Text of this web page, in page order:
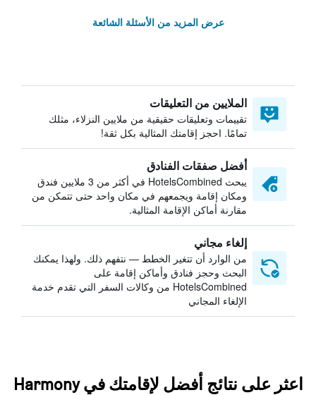
عرض المزيد من الأسئلة الشائعة
الملايين من التعليقات
تقييمات وتعليقات حقيقية من ملايين النزلاء، مثلك
تمامًا. احجز إقامتك المثالية بكل ثقة!
أفضل صفقات الفنادق
يبحث HotelsCombined في أكثر من 3 ملايين فندق
ومكان إقامة ويجمعهم في مكان واحد حتى تتمكن من
مقارنة أماكن الإقامة المثالية.
إلغاء مجاني
من الوارد أن تتغير الخطط — نتفهم ذلك. ولهذا يمكنك
البحث وحجز فنادق وأماكن إقامة على
HotelsCombined من وكالات السفر التي تقدم خدمة
الإلغاء المجاني
اعثر على نتائج أفضل لإقامتك في Harmony